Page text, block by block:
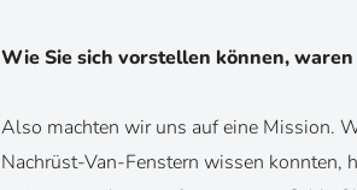
Wie Sie sich vorstellen können,
Also machten wir uns auf eine Mission.
Nachrüst-Van-Fenstern wissen konnten,